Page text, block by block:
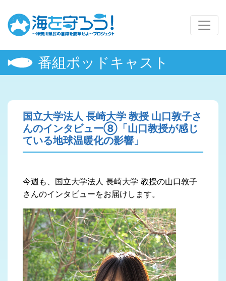
番組ポッドキャスト
国立大学法人 長崎大学 教授 山口敦子さ
んのインタビュー⑧「山口教授が感じ
ている地球温暖化の影響」
今週も、国立大学法人 長崎大学 教授の山口敦子
さんのインタビューをお届けします。